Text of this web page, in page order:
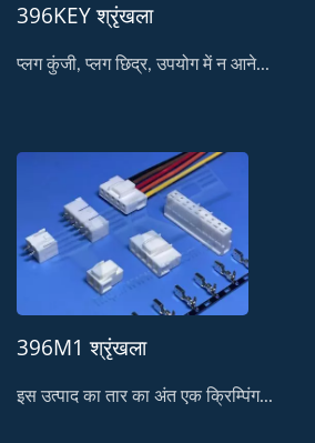
396KEY श्रृंखला
प्लग कुंजी, प्लग छिद्र, उपयोग में न आने...
396M1 श्रृंखला
इस उत्पाद का तार का अंत एक क्रिम्पिंग...